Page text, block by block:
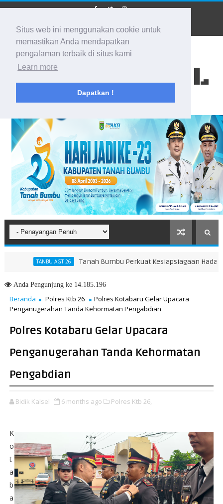
Situs web ini menggunakan cookie untuk
memastikan Anda mendapatkan
pengalaman terbaik di situs kami
Learn more
Dapatkan !
BIDIK KALSEL
Membidik Ke Segala Arah
TANBU AGT 26 Tanah Bumbu Perkuat Kesiapsiagaan Hadapi
AndaPengunjung ke 14.185.196
Beranda Polres Ktb 26
Polres Kotabaru Gelar Upacara
Penganugerahan Tanda Kehormatan Pengabdian
Polres Kotabaru Gelar Upacara
Penganugerahan Tanda Kehormatan
Pengabdian
Bidik Kalsel 6 months ago Polres Ktb 26,
K
o
t
a
b
a